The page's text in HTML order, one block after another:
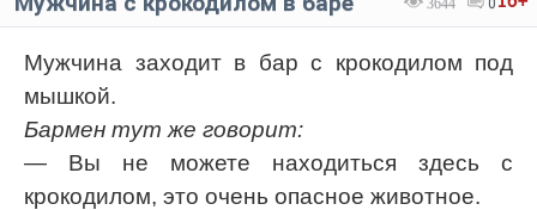
3644 0
Мужчина заходит в бар с крокодилом под
мышкой.
Бармен тут же говорит:
— Вы не можете находиться здесь с
крокодилом, это очень опасное животное.